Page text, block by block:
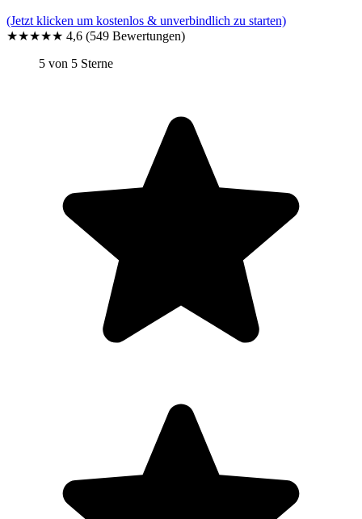
(Jetzt klicken um kostenlos & unverbindlich zu starten)
★★★★★ 4,6 (549 Bewertungen)
5 von 5 Sterne